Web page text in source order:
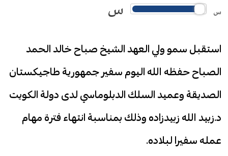
س س
استقبل سمو ولي العهد الشيخ صباح خالد الحمد
الصباح حفظه الله اليوم سفير جمهورية طاجيكستان
الصديقة وعميد السلك الدبلوماسي لدى دولة الكويت
د.زبيد الله زبيدزاده وذلك بمناسبة انتهاء فترة مهام
عمله سفيرا لبلاده.